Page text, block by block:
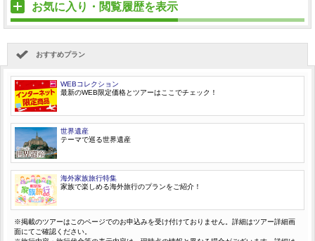
お気に入り・閲覧履歴を表示
おすすめプラン
WEBコレクション
最新のWEB限定価格とツアーはここでチェック！
世界遺産
テーマで巡る世界遺産
海外家族旅行特集
家族で楽しめる海外旅行のプランをご紹介！
※掲載のツアーはこのページでのお申込みを受け付けておりません。詳細はツアー詳細画
面にてご確認ください。